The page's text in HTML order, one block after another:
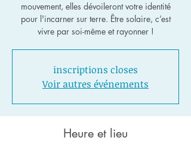
mouvement, elles dévoileront votre identité
pour l'incarner sur terre. Être solaire, c’est
vivre par soi-même et rayonner !
inscriptions closes
Voir autres événements
Heure et lieu